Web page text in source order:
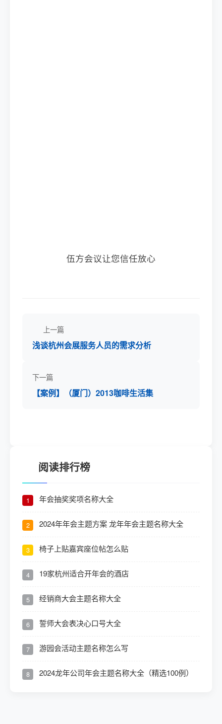
伍方会议让您信任放心
上一篇
浅谈杭州会展服务人员的需求分析
下一篇
【案例】（厦门）2013咖啡生活集
阅读排行榜
1 年会抽奖奖项名称大全
2 2024年年会主题方案 龙年年会主题名称大全
3 椅子上贴嘉宾座位帖怎么贴
4 19家杭州适合开年会的酒店
5 经销商大会主题名称大全
6 誓师大会表决心口号大全
7 游园会活动主题名称怎么写
8 2024龙年公司年会主题名称大全（精选100例）